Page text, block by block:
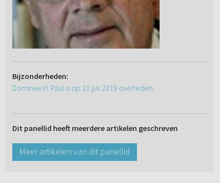
Bijzonderheden:
Dominee H. Paul is op 10 juli 2019 overleden.
Dit panellid heeft meerdere artikelen geschreven
Meer artikelen van dit panellid